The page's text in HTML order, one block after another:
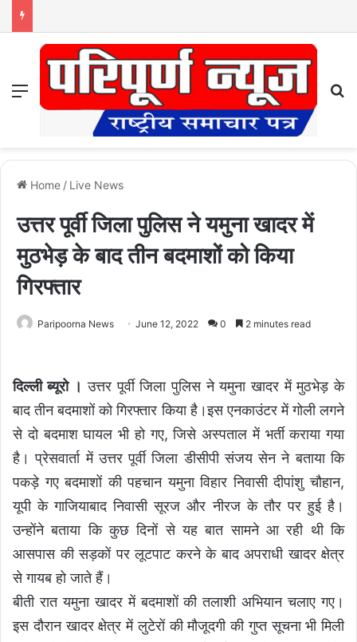
Menu
Home / Live News
उत्तर पूर्वी जिला पुलिस ने यमुना खादर में
मुठभेड़ के बाद तीन बदमाशों को किया
गिरफ्तार
Paripoorna News June 12, 2022 0 2 minutes read
दिल्ली ब्यूरो । उत्तर पूर्वी जिला पुलिस ने यमुना खादर में मुठभेड़ के
बाद तीन बदमाशों को गिरफ्तार किया है।इस एनकाउंटर में गोली लगने
से दो बदमाश घायल भी हो गए, जिसे अस्पताल में भर्ती कराया गया
है। प्रेसवार्ता में उत्तर पूर्वी जिला डीसीपी संजय सेन ने बताया कि
पकड़े गए बदमाशों की पहचान यमुना विहार निवासी दीपांशु चौहान,
यूपी के गाजियाबाद निवासी सूरज और नीरज के तौर पर हुई है।
उन्होंने बताया कि कुछ दिनों से यह बात सामने आ रही थी कि
आसपास की सड़कों पर लूटपाट करने के बाद अपराधी खादर क्षेत्र
से गायब हो जाते हैं।
बीती रात यमुना खादर में बदमाशों की तलाशी अभियान चलाए गए।
इस दौरान खादर क्षेत्र में लुटेरों की मौजूदगी की गुप्त सूचना भी मिली